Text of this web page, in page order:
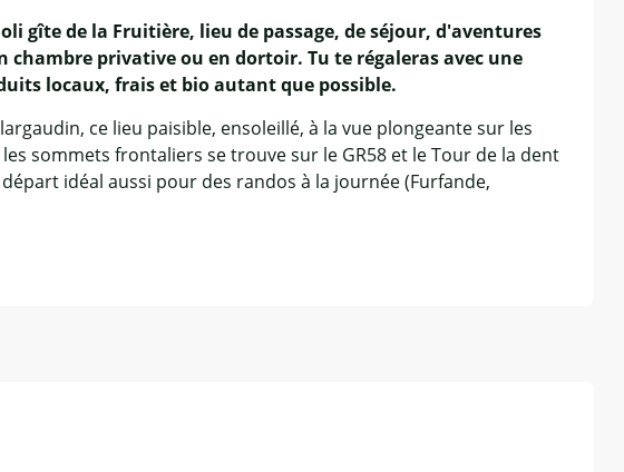
gîte de la Fruitière, lieu de passage, de séjour, d'aventures
chambre privative ou en dortoir. Tu te régaleras avec une
locaux, frais et bio autant que possible.
ce lieu paisible, ensoleillé, à la vue plongeante sur les
sommets frontaliers se trouve sur le GR58 et le Tour de la dent
idéal aussi pour des randos à la journée (Furfande,